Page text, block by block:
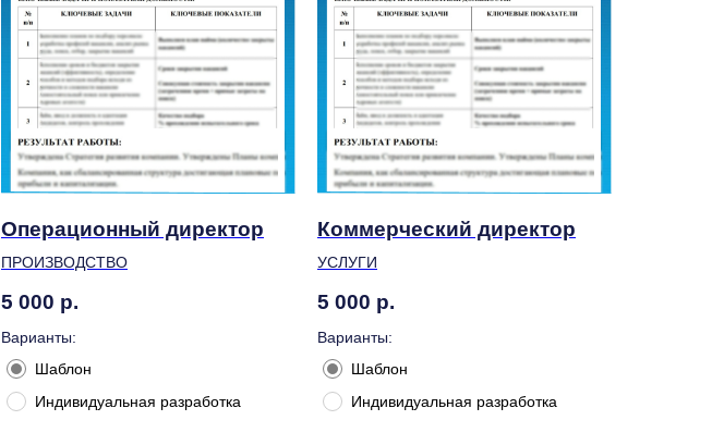
Операционный директор
ПРОИЗВОДСТВО
5 000 р.
Варианты:
Шаблон
Индивидуальная разработка
Коммерческий директор
УСЛУГИ
5 000 р.
Варианты:
Шаблон
Индивидуальная разработка